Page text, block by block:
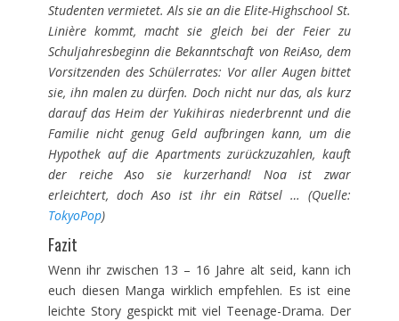
Studenten vermietet. Als sie an die Elite-Highschool St.
Linière kommt, macht sie gleich bei der Feier zu
Schuljahresbeginn die Bekanntschaft von ReiAso, dem
Vorsitzenden des Schülerrates: Vor aller Augen bittet
sie, ihn malen zu dürfen. Doch nicht nur das, als kurz
darauf das Heim der Yukihiras niederbrennt und die
Familie nicht genug Geld aufbringen kann, um die
Hypothek auf die Apartments zurückzuzahlen, kauft
der reiche Aso sie kurzerhand! Noa ist zwar
erleichtert, doch Aso ist ihr ein Rätsel … (Quelle:
TokyoPop)
Fazit
Wenn ihr zwischen 13 – 16 Jahre alt seid, kann ich
euch diesen Manga wirklich empfehlen. Es ist eine
leichte Story gespickt mit viel Teenage-Drama. Der